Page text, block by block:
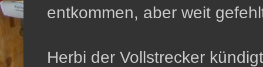
entkommen, aber weit
Herbi der Vollstrecker